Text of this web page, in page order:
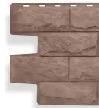
избранное сравнить